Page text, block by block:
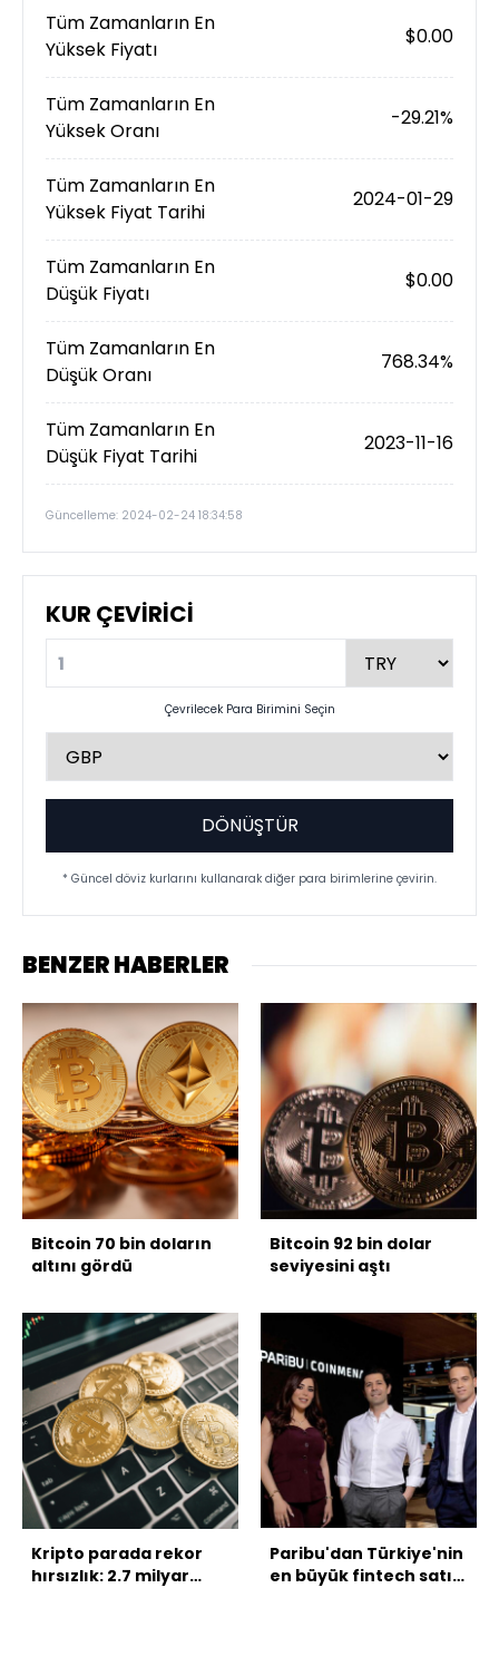
Tüm Zamanların En
Yüksek Fiyatı
$0.00
Tüm Zamanların En
Yüksek Oranı
-29.21%
Tüm Zamanların En
Yüksek Fiyat Tarihi
2024-01-29
Tüm Zamanların En
Düşük Fiyatı
$0.00
Tüm Zamanların En
Düşük Oranı
768.34%
Tüm Zamanların En
Düşük Fiyat Tarihi
2023-11-16
Güncelleme: 2024-02-24 18:34:58
KUR ÇEVİRİCİ
Çevrilecek Para Birimini Seçin
DÖNÜŞTÜR
* Güncel döviz kurlarını kullanarak diğer para birimlerine çevirin.
BENZER HABERLER
Bitcoin 70 bin doların
altını gördü
Bitcoin 92 bin dolar
seviyesini aştı
Kripto parada rekor
hırsızlık: 2.7 milyar
Paribu'dan Türkiye'nin
en büyük fintech satın